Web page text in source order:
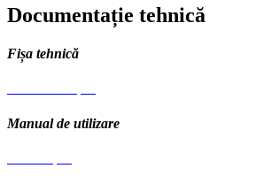
Documentație tehnică
Fișa tehnică
Manual de utilizare